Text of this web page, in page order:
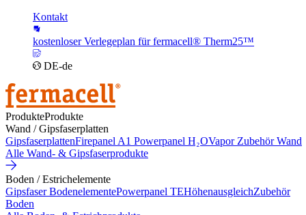
Kontakt
kostenloser Verlegeplan für fermacell® Therm25™
DE-de
ProdukteProdukte
Wand / Gipsfaserplatten
GipsfaserplattenFirepanel A1 Powerpanel H₂OVapor Zubehör Wand
Alle Wand- & Gipsfaserprodukte
Boden / Estrichelemente
Gipsfaser BodenelementePowerpanel TEHöhenausgleichZubehör
Boden